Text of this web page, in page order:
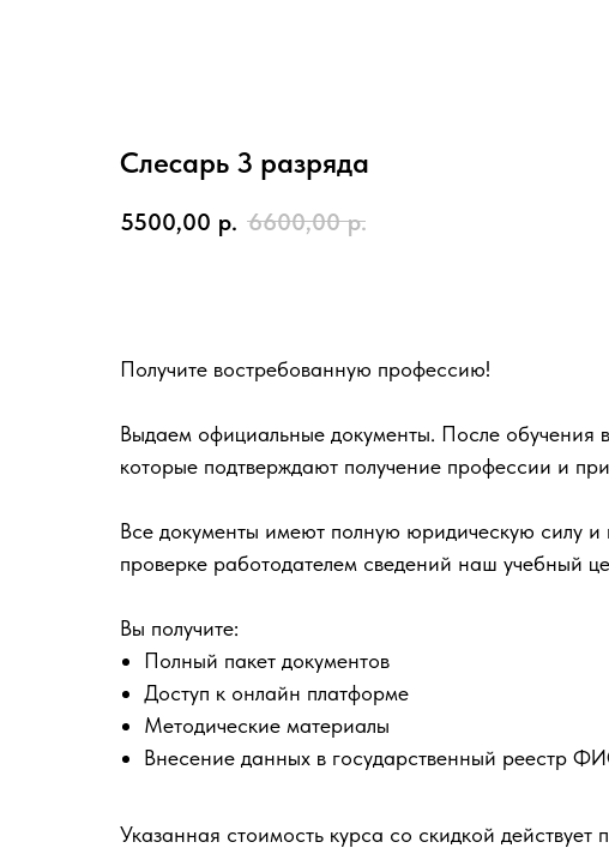
Слесарь 3 разряда
5500,00 р. 6600,00 р.
Получите востребованную профессию!
Выдаем официальные документы. После обучения
которые подтверждают получение профессии и
Все документы имеют полную юридическую силу
проверке работодателем сведений наш учебный
Вы получите:
Полный пакет документов
Доступ к онлайн платформе
Методические материалы
Внесение данных в государственный реестр
Указанная стоимость курса со скидкой